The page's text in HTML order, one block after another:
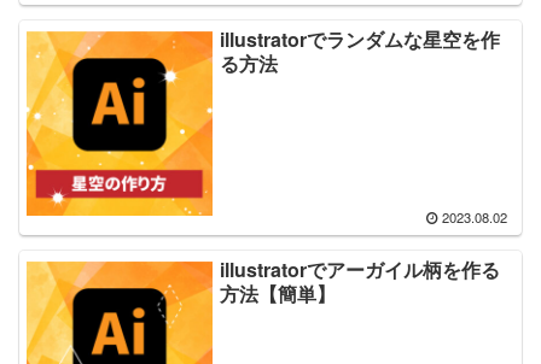
illustratorでランダムな星空を作
る方法
2023.08.02
illustratorでアーガイル柄を作る
方法【簡単】